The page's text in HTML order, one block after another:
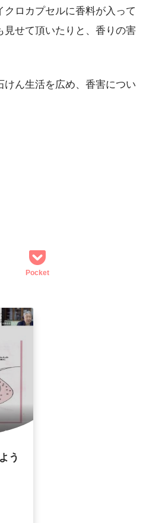
ロカプセルに香料が入って
せて頂いたりと、香りの害
ん生活を広め、香害につい
Pocket
う